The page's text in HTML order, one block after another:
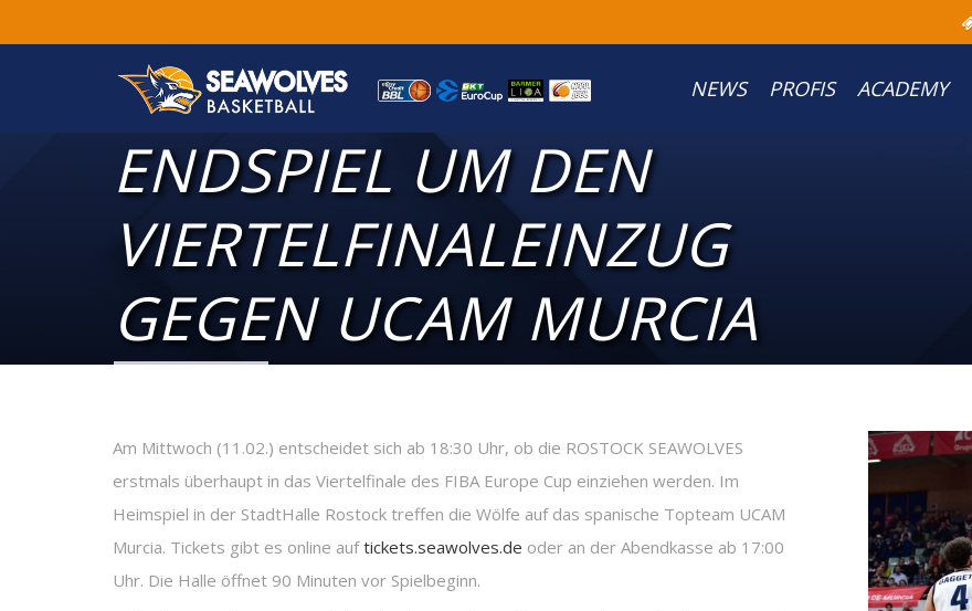
NEWS PROFIS ACADEMY
ENDSPIEL UM DEN
VIERTELFINALEINZUG
GEGEN UCAM MURCIA
Am Mittwoch (11.02.) entscheidet sich ab 18:30 Uhr, ob die ROSTOCK SEAWOLVES
erstmals überhaupt in das Viertelfinale des FIBA Europe Cup einziehen werden. Im
Heimspiel in der StadtHalle Rostock treffen die Wölfe auf das spanische Topteam UCAM
Murcia. Tickets gibt es online auftickets.seawolves.de oder an der Abendkasse ab 17:00
Uhr. Die Halle öffnet 90 Minuten vor Spielbeginn.